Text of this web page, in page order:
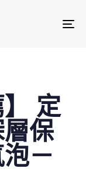
】 定
保
－